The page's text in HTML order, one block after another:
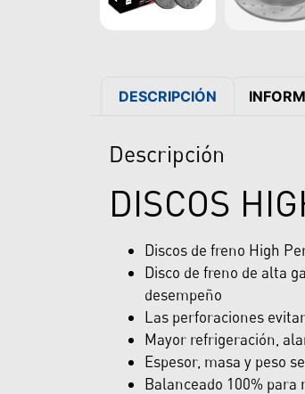
DESCRIPCIÓN
Descripción
DISCOS
Discos de freno High
Disco de freno de alta
desempeño
Las perforaciones
Mayor refrigeración,
Espesor, masa y peso
Balanceado 100%